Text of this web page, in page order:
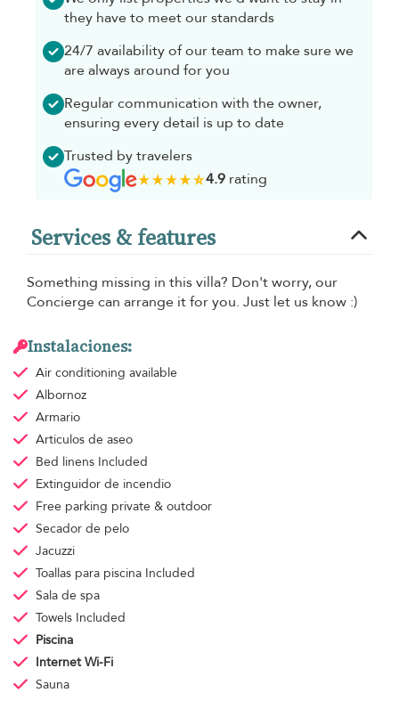
they have to meet our standards
24/7 availability of our team to make sure we
are always around for you
Regular communication with the owner,
ensuring every detail is up to date
Trusted by travelers
4.9rating
Services & features
Something missing in this villa? Don't worry, our
Concierge can arrange it for you. Just let us know :)
Instalaciones:
Air conditioning available
Albornoz
Armario
Articulos de aseo
Bed linens Included
Extinguidor de incendio
Free parking private & outdoor
Secador de pelo
Jacuzzi
Toallas para piscina Included
Sala de spa
Towels Included
Piscina
Internet Wi-Fi
Sauna